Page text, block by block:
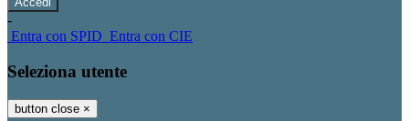
-
Entra con SPID Entra con CIE
Seleziona utente
button close ×